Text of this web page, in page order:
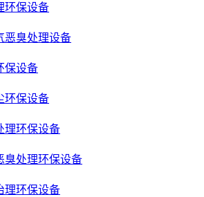
环保设备
恶臭处理设备
保设备
环保设备
理环保设备
臭处理环保设备
理环保设备